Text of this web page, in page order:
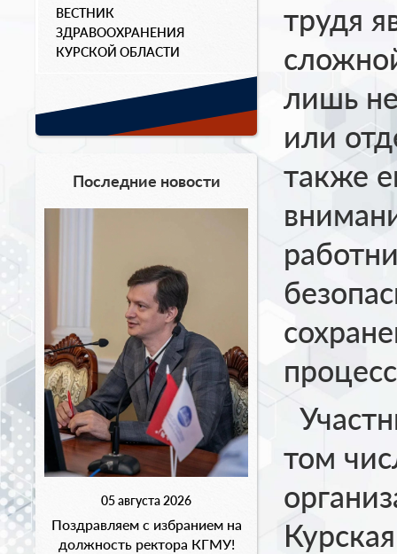
ВЕСТНИК
ЗДРАВООХРАНЕНИЯ
КУРСКОЙ ОБЛАСТИ
Последние новости
05 августа 2026
Поздравляем с избранием на
должность ректора КГМУ!
трудя
лишь
или
также
том